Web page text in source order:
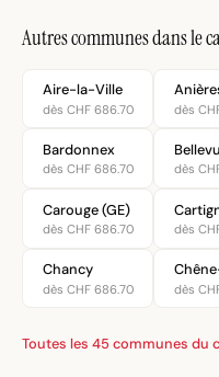
Autres communes dans le
Aire-la-Ville
dès CHF 686.70 dès
Bardonnex
dès CHF 686.70 dès
Carouge (GE)
dès CHF 686.70 dès
Chancy
dès CHF 686.70 dès
Toutes les 45 communes du